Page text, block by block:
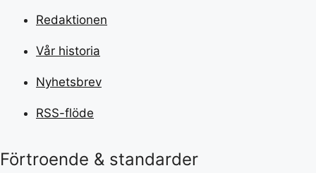
Redaktionen
Vår historia
Nyhetsbrev
RSS-flöde
Förtroende & standarder